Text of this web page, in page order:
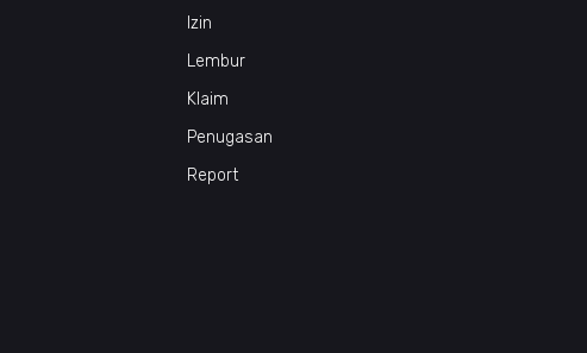
Izin
Lembur
Klaim
Penugasan
Report